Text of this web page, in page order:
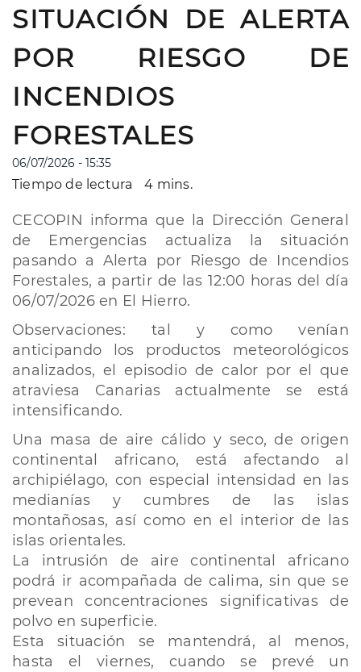
SITUACIÓN DE ALERTA
POR RIESGO DE
INCENDIOS
FORESTALES
06/07/2026 - 15:35
Tiempo de lectura 4 mins.
CECOPIN informa que la Dirección General
de Emergencias actualiza la situación
pasando a Alerta por Riesgo de Incendios
Forestales, a partir de las 12:00 horas del día
06/07/2026 en El Hierro.
Observaciones: tal y como venían
anticipando los productos meteorológicos
analizados, el episodio de calor por el que
atraviesa Canarias actualmente se está
intensificando.
Una masa de aire cálido y seco, de origen
continental africano, está afectando al
archipiélago, con especial intensidad en las
medianías y cumbres de las islas
montañosas, así como en el interior de las
islas orientales.
La intrusión de aire continental africano
podrá ir acompañada de calima, sin que se
prevean concentraciones significativas de
polvo en superficie.
Esta situación se mantendrá, al menos,
hasta el viernes, cuando se prevé un